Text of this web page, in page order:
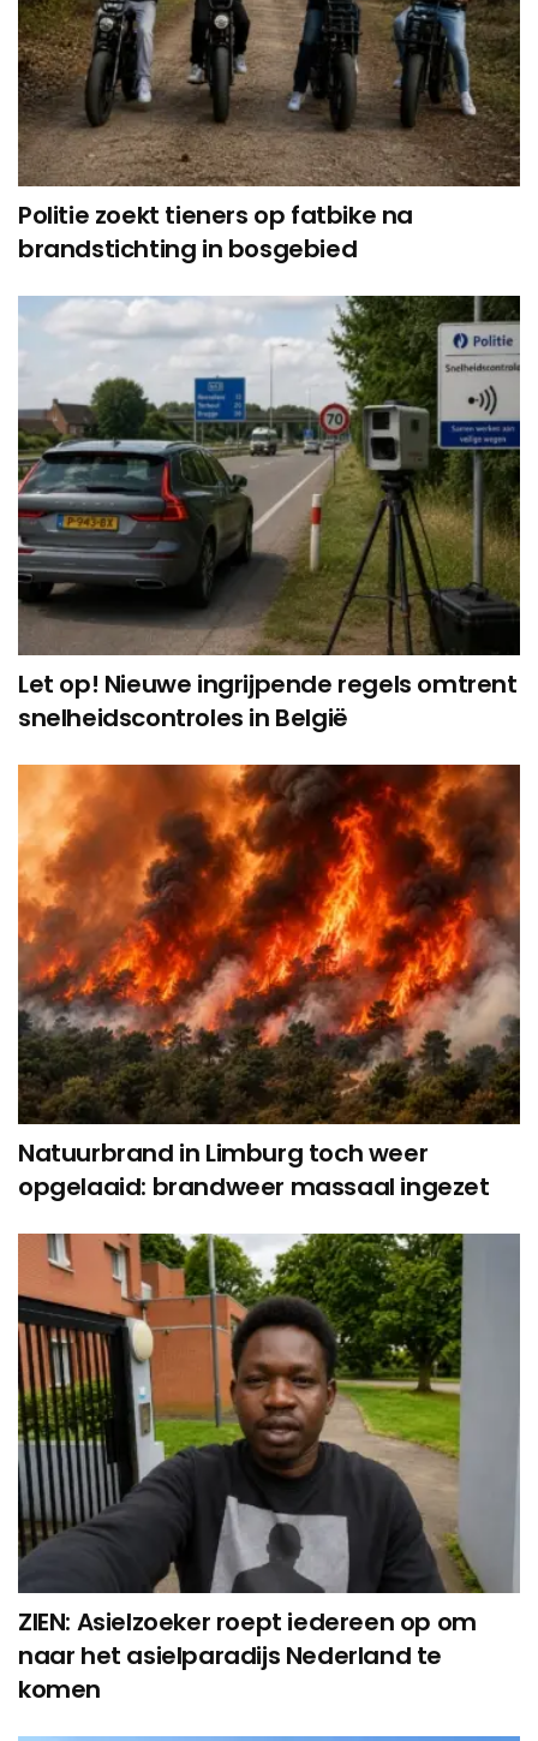
Politie zoekt tieners op fatbike na
brandstichting in bosgebied
Let op! Nieuwe ingrijpende regels omtrent
snelheidscontroles in België
Natuurbrand in Limburg toch weer
opgelaaid: brandweer massaal ingezet
ZIEN: Asielzoeker roept iedereen op om
naar het asielparadijs Nederland te
komen